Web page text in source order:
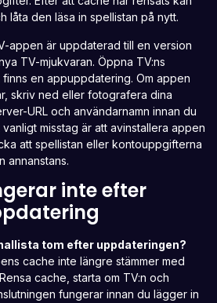
låta den läsa in spellistan på nytt.
appen är uppdaterad till en version
TV-mjukvaran. Öppna TV:ns
en appuppdatering. Om appen
skriv ned eller fotografera dina
URL och användarnamn innan du
misstag är att avinstallera appen
att spellistan eller kontouppgifterna
annanstans.
inte efter
tom efter uppdateringen?
cache inte längre stämmer med
cache, starta om TV:n och
fungerar innan du lägger in